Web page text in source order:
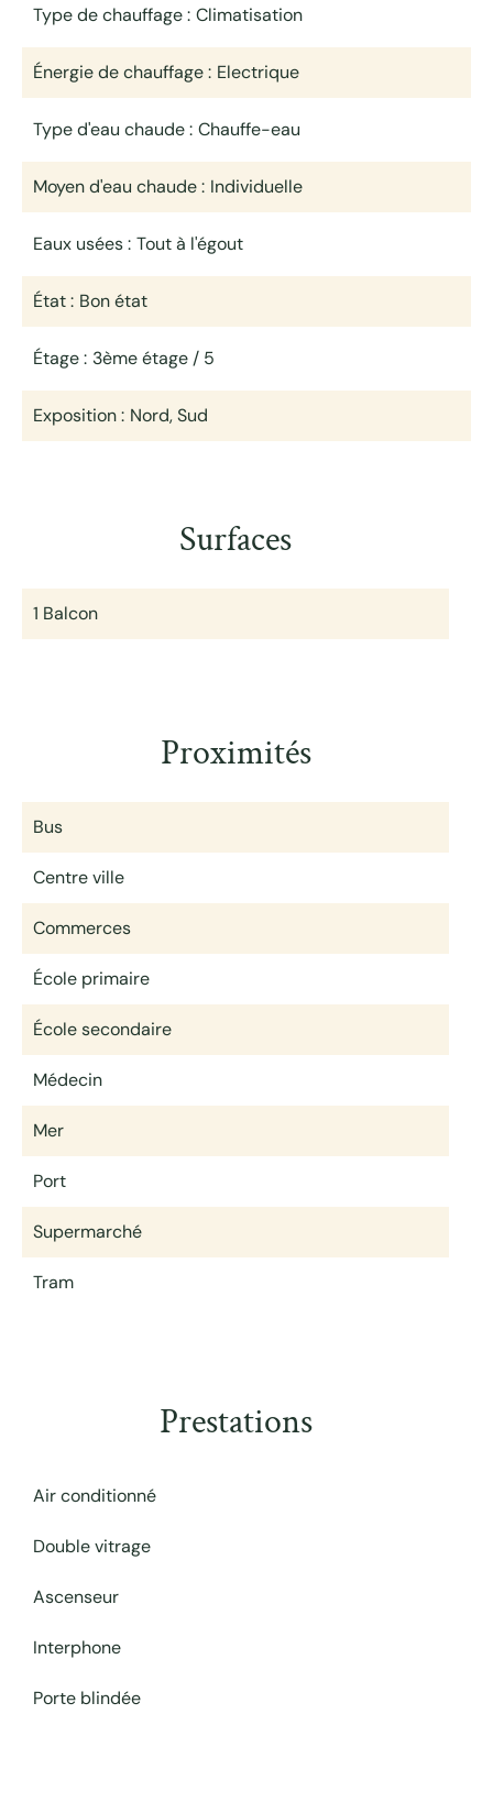
Type de chauffage Climatisation
Énergie de chauffage Electrique
Type d'eau chaude Chauffe-eau
Moyen d'eau chaude Individuelle
Eaux usées Tout à l'égout
État Bon état
Étage 3ème étage / 5
Exposition Nord, Sud
Surfaces
1 Balcon
Proximités
Bus
Centre ville
Commerces
École primaire
École secondaire
Médecin
Mer
Port
Supermarché
Tram
Prestations
Air conditionné
Double vitrage
Ascenseur
Interphone
Porte blindée